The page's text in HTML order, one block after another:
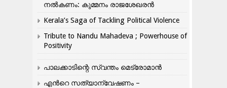
നൽകണം: കുമ്മനം രാജശേഖരൻ
Kerala’s Saga of Tackling Political Violence
Tribute to Nandu Mahadeva ; Powerhouse of
Positivity
പാലക്കാടിന്റെ സ്വന്തം മെട്രോമാൻ
എന്‍റെ സത്യാന്വേഷണം –